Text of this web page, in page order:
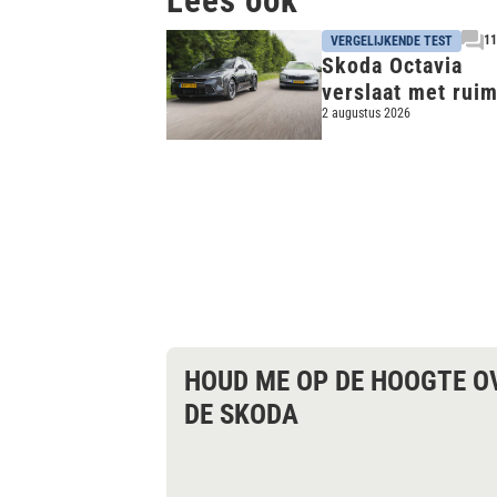
VERGELIJKENDE TEST
Skoda Octavia
verslaat met
en aandrijflijn de
veel jongere Kia
2 augustus 2026
HOUD ME OP DE HOOGTE
DE SKODA